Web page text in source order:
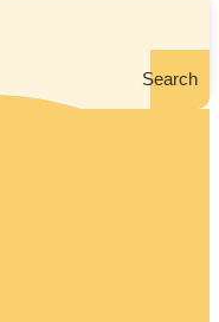
Search